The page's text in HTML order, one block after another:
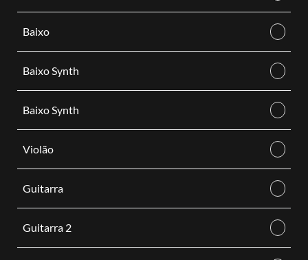
Baixo
Baixo Synth
Baixo Synth
Violão
Guitarra
Guitarra 2